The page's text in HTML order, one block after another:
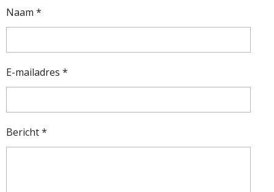
Naam *
E-mailadres *
Bericht *